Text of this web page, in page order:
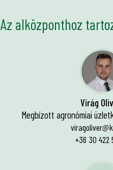
Az alközponthoz
Virág
Megbízott agronómiai
+36 30 422